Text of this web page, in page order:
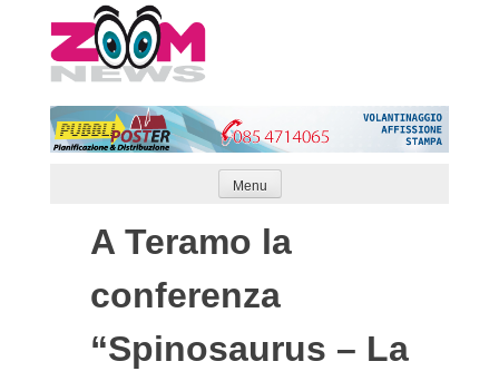
to
content
Menu
A Teramo la
conferenza
“Spinosaurus – La